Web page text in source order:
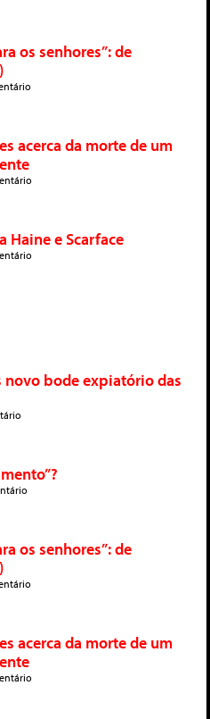
os senhores”: de
acerca da morte de um
Haine e Scarface
novo bode expiatório das
os senhores”: de
acerca da morte de um